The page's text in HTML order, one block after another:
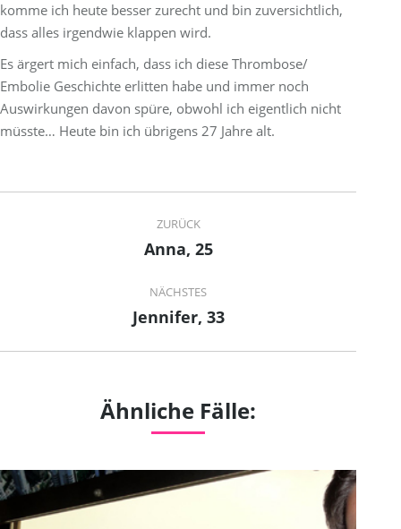
komme ich heute besser zurecht und bin zuversichtlich,
dass alles irgendwie klappen wird.
Es ärgert mich einfach, dass ich diese Thrombose/
Embolie Geschichte erlitten habe und immer noch
Auswirkungen davon spüre, obwohl ich eigentlich nicht
müsste… Heute bin ich übrigens 27 Jahre alt.
navigation
ZURÜCK
Previous
Anna, 25
NÄCHSTES
Next
Jennifer, 33
Ähnliche Fälle: